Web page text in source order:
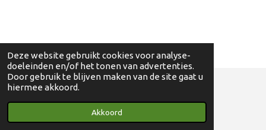
Deze website gebruikt cookies voor analyse-
doeleinden en/of het tonen van advertenties.
Door gebruik te blijven maken van de site gaat u
hiermee akkoord.
Akkoord